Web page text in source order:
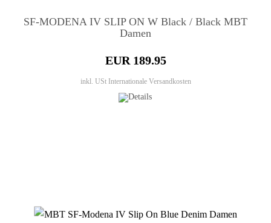
SF-MODENA IV SLIP ON W Black / Black MBT
Damen
EUR 189.95
inkl. USt Internationale Versandkosten